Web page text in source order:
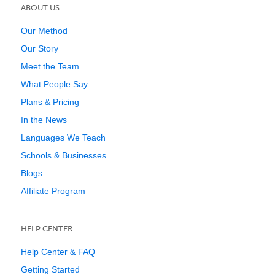
ABOUT US
Our Method
Our Story
Meet the Team
What People Say
Plans & Pricing
In the News
Languages We Teach
Schools & Businesses
Blogs
Affiliate Program
HELP CENTER
Help Center & FAQ
Getting Started